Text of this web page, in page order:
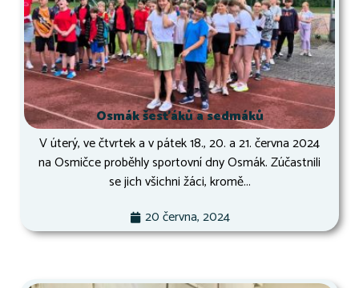
Osmák šesťáků a sedmáků
V úterý, ve čtvrtek a v pátek 18., 20. a 21. června 2024
na Osmičce proběhly sportovní dny Osmák. Zúčastnili
se jich všichni žáci, kromě...
20 června, 2024